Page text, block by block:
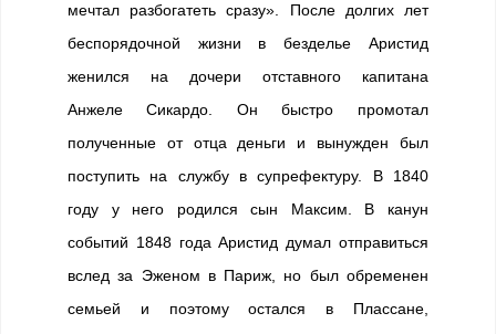
мечтал разбогатеть сразу». После долгих лет
беспорядочной жизни в безделье Аристид
женился на дочери отставного капитана
Анжеле Сикардо. Он быстро промотал
полученные от отца деньги и вынужден был
поступить на службу в супрефектуру. В 1840
году у него родился сын Максим. В канун
событий 1848 года Аристид думал отправиться
вслед за Эженом в Париж, но был обременен
семьей и поэтому остался в Плассане,